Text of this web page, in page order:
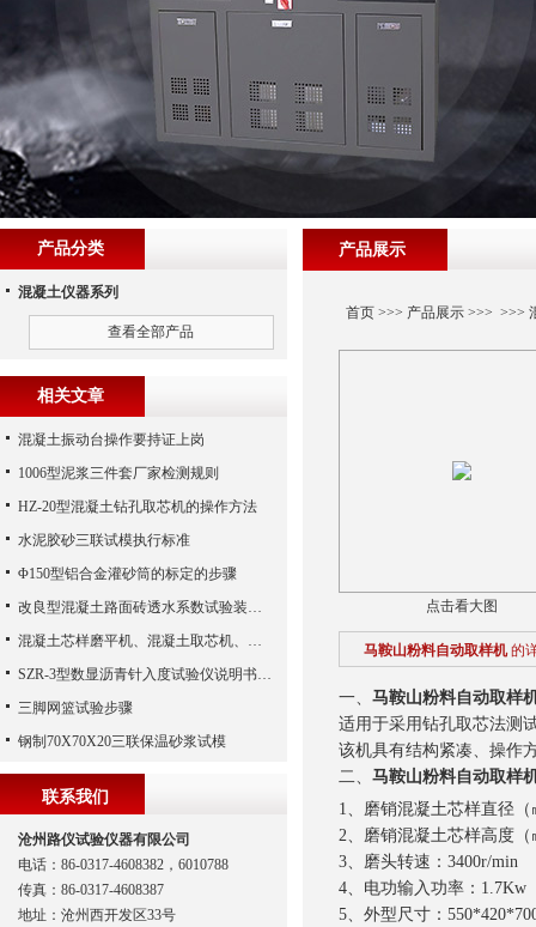
产品展示
首页>>> 产品展示>>> >>>
点击看大图
马鞍山粉料自动取样机 的
一、 马鞍山粉料自动取样
适用于采用钻孔取芯法测
该机具有结构紧凑、操作
二、 马鞍山粉料自动取样
1、磨销混凝土芯样直径
2、磨销混凝土芯样高
3、磨头转速：3400r/
4、电功输入功率：1.7Kw
5、外型尺寸：
产品分类
混凝土仪器系列
查看全部产品
相关文章
混凝土振动台操作要持证上岗
1006型泥浆三件套厂家检测规则
HZ-20型混凝土钻孔取芯机的操作方法
水泥胶砂三联试模执行标准
Φ150型铝合金灌砂筒的标定的步骤
改良型混凝土路面砖透水系数试验装置势
混凝土芯样磨平机、混凝土取芯机、混凝土钻芯机、混凝土磨平机
SZR-3型数显沥青针入度试验仪说明书、沥青针入度仪、数显沥青针入度测定仪（沧州路仪）
三脚网篮试验步骤
钢制70X70X20三联保温砂浆试模
联系我们
沧州路仪试验仪器有限公司
电话：86-0317-4608382，6010788
传真：86-0317-4608387
地址：沧州西开发区33号